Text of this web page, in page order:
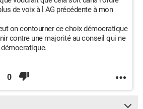
de voix à l AG précédente à mon
on contourner ce choix démocratique
contre une majorité au conseil qui ne
0